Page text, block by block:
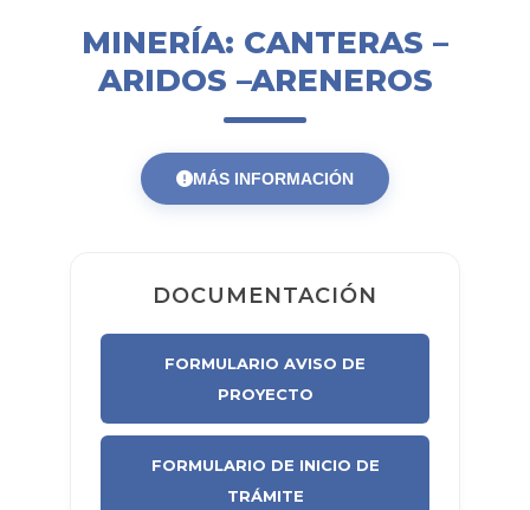
MINERÍA: CANTERAS –
ARIDOS –ARENEROS
MÁS INFORMACIÓN
DOCUMENTACIÓN
FORMULARIO AVISO DE
PROYECTO
FORMULARIO DE INICIO DE
TRÁMITE